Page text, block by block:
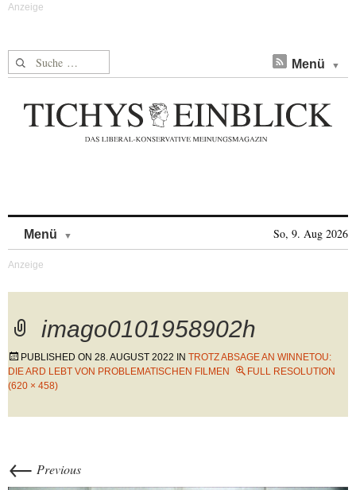
Suche nach: Menü
Menü So, 9. Aug 2026
imago0101958902h
PUBLISHED ON 28. AUGUST 2022 IN TROTZ ABSAGE AN WINNETOU:
DIE ARD LEBT VON PROBLEMATISCHEN FILMEN
FULL RESOLUTION
(620 × 458)
← Previous